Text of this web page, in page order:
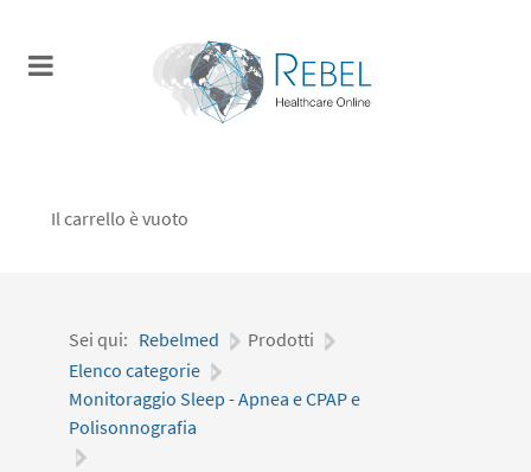
Il carrello è vuoto
Sei qui: Rebelmed | Prodotti |
Elenco categorie |
Monitoraggio Sleep - Apnea e CPAP e
Polisonnografia
|